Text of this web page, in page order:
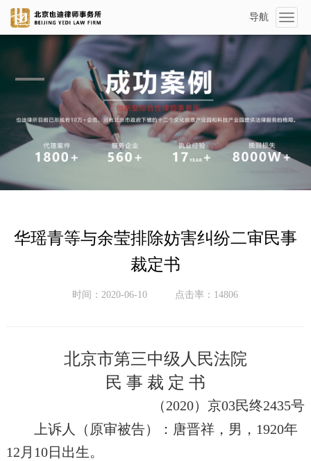
导航
华瑶青等与余莹排除妨害纠纷二审民事
裁定书
时间：2020-06-10 点击率：14806
北京市第三中级人民法院
民 事 裁 定 书
（2020）京03民终2435号
上诉人（原审被告）：唐晋祥，男，1920年
12月10日出生。